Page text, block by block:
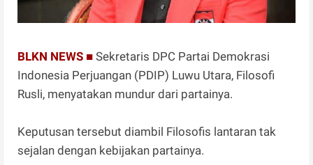
BLKN NEWS ■ Sekretaris DPC Partai Demokrasi
Indonesia Perjuangan (PDIP) Luwu Utara, Filosofi
Rusli, menyatakan mundur dari partainya.
Keputusan tersebut diambil Filosofis lantaran tak
sejalan dengan kebijakan partainya.